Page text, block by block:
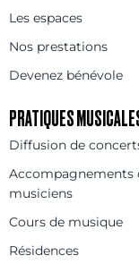
Les espaces
Nos prestations
Devenez bénévole
PRATIQUES
Diffusion de
Accompagnements
musiciens
Cours de musique
Résidences